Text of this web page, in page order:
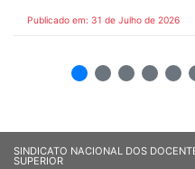
Publicado em: 31 de Julho de 2026
SINDICATO NACIONAL DOS
SUPERIOR